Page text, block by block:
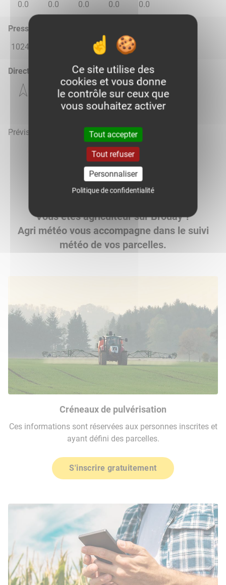
0.0 0.0 0.0 0.0 0.0
Pression atmosphérique (hPa)
1024.0
1014.0 1019.0 1021.0
Direction du vent
Prévisions météo mises à jour le 7 août 2026 à 15h
Voir la météo heure par heure
Vous êtes agriculteur sur Brouay ?
Agri météo vous accompagne dans le suivi
météo de vos parcelles.
Créneaux de pulvérisation
Ces informations sont réservées aux personnes inscrites et
ayant défini des parcelles.
S'inscrire gratuitement
Ce site utilise des
cookies et vous donne
le contrôle sur ceux que
vous souhaitez activer
Tout accepter
Tout refuser
Personnaliser
Politique de confidentialité